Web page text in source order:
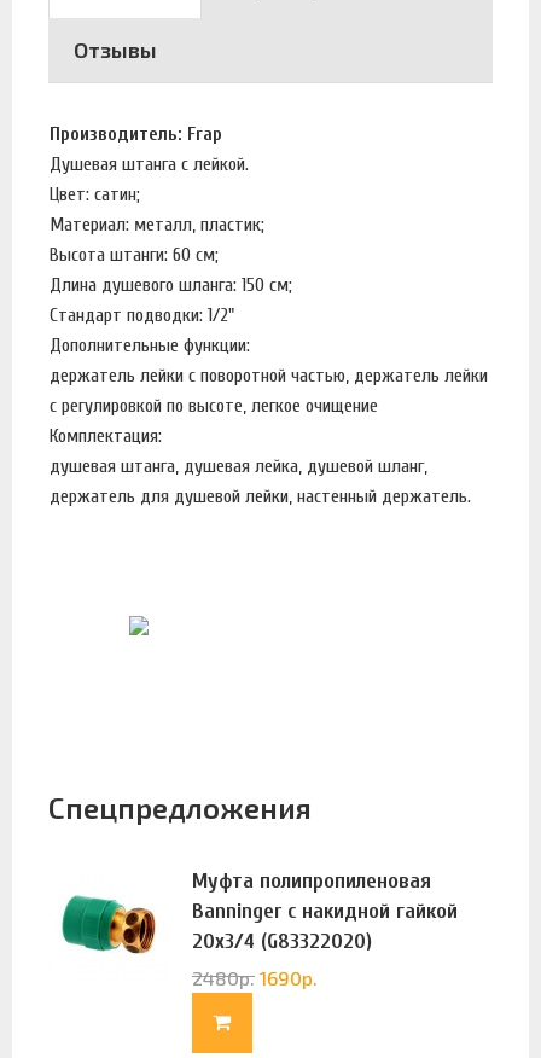
Отзывы
Производитель: Frap
Душевая штанга с лейкой.
Цвет: сатин;
Материал: металл, пластик;
Высота штанги: 60 см;
Длина душевого шланга: 150 см;
Стандарт подводки: 1/2"
Дополнительные функции:
держатель лейки с поворотной частью, держатель лейки
с регулировкой по высоте, легкое очищение
Комплектация:
душевая штанга, душевая лейка, душевой шланг,
держатель для душевой лейки, настенный держатель.
Спецпредложения
Муфта полипропиленовая
Banninger с накидной гайкой
20х3/4 (G83322020)
2480р. 1690р.